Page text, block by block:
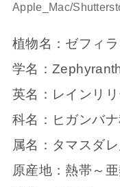
Apple_Mac/
植物名：ゼフィ
学名：
英名：レインリ
科名：ヒガンバ
属名：タマスダ
原産地：熱帯～